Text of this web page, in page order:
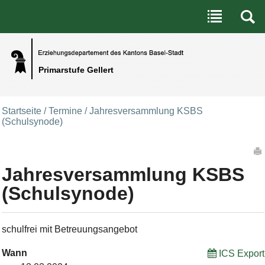
Primarstufe Gellert
Benutzerspezifische Werkzeuge
Direkt zum Inhalt|Direkt zur Navigation
Startseite /Termine /Jahresversammlung KSBS
(Schulsynode)
Jahresversammlung KSBS
(Schulsynode)
schulfrei mit Betreuungsangebot
ICS Export
Wann